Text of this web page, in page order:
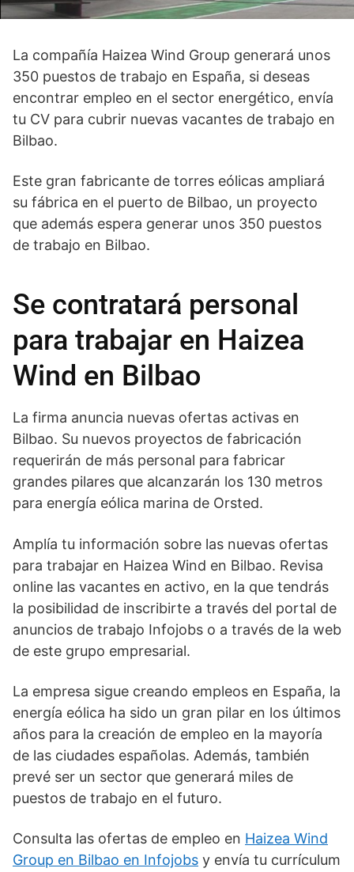
La compañía Haizea Wind Group generará unos
350 puestos de trabajo en España, si deseas
encontrar empleo en el sector energético, envía
tu CV para cubrir nuevas vacantes de trabajo en
Bilbao.
Este gran fabricante de torres eólicas ampliará
su fábrica en el puerto de Bilbao, un proyecto
que además espera generar unos 350 puestos
de trabajo en Bilbao.
Se contratará personal
para trabajar en Haizea
Wind en Bilbao
La firma anuncia nuevas ofertas activas en
Bilbao. Su nuevos proyectos de fabricación
requerirán de más personal para fabricar
grandes pilares que alcanzarán los 130 metros
para energía eólica marina de Orsted.
Amplía tu información sobre las nuevas ofertas
para trabajar en Haizea Wind en Bilbao. Revisa
online las vacantes en activo, en la que tendrás
la posibilidad de inscribirte a través del portal de
anuncios de trabajo Infojobs o a través de la web
de este grupo empresarial.
La empresa sigue creando empleos en España, la
energía eólica ha sido un gran pilar en los últimos
años para la creación de empleo en la mayoría
de las ciudades españolas. Además, también
prevé ser un sector que generará miles de
puestos de trabajo en el futuro.
Consulta las ofertas de empleo en Haizea Wind
Group en Bilbao en Infojobs y envía tu currículum